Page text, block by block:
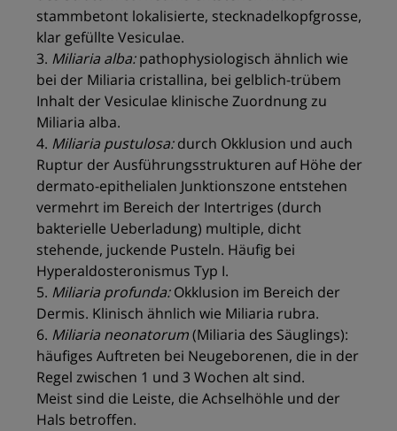
stammbetont lokalisierte, stecknadelkopfgrosse,
klar gefüllte Vesiculae.
3. Miliaria alba:pathophysiologisch ähnlich wie
bei der Miliaria cristallina, bei gelblich-trübem
Inhalt der Vesiculae klinische Zuordnung zu
Miliaria alba.
4. Miliaria pustulosa:durch Okklusion und auch
Ruptur der Ausführungsstrukturen auf Höhe der
dermato-epithelialen Junktionszone entstehen
vermehrt im Bereich der Intertriges (durch
bakterielle Ueberladung) multiple, dicht
stehende, juckende Pusteln. Häufig bei
Hyperaldosteronismus Typ I.
5. Miliaria profunda:Okklusion im Bereich der
Dermis. Klinisch ähnlich wie Miliaria rubra.
6. Miliaria neonatorum(Miliaria des Säuglings):
häufiges Auftreten bei Neugeborenen, die in der
Regel zwischen 1 und 3 Wochen alt sind.
Meist sind die Leiste, die Achselhöhle und der
Hals betroffen.